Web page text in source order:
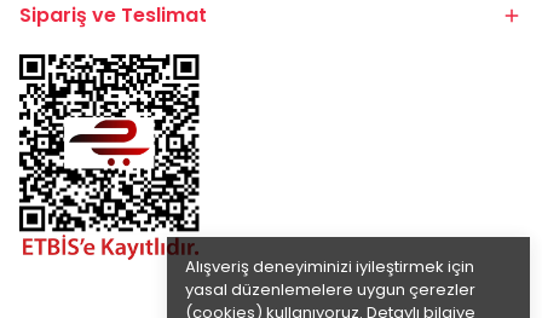
Alışveriş deneyiminizi iyileştirmek için
yasal düzenlemelere uygun çerezler
(cookies) kullanıyoruz. Detaylı bilgiye
Sipariş ve Teslimat